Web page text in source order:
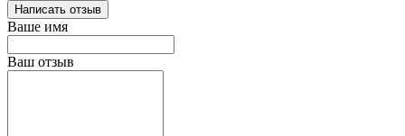
Написать отзыв
Ваше имя
Ваш отзыв